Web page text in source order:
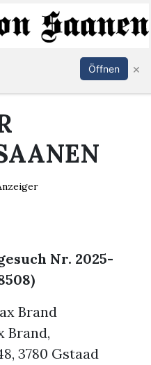
Anmelden
Nr. 2025-
Brand
Brand,
3780 Gstaad
Öffnen ×